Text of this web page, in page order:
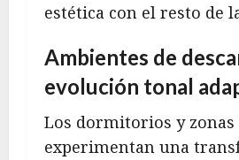
estética con el resto de
Ambientes de
evolución tonal
Los dormitorios y zonas
experimentan una